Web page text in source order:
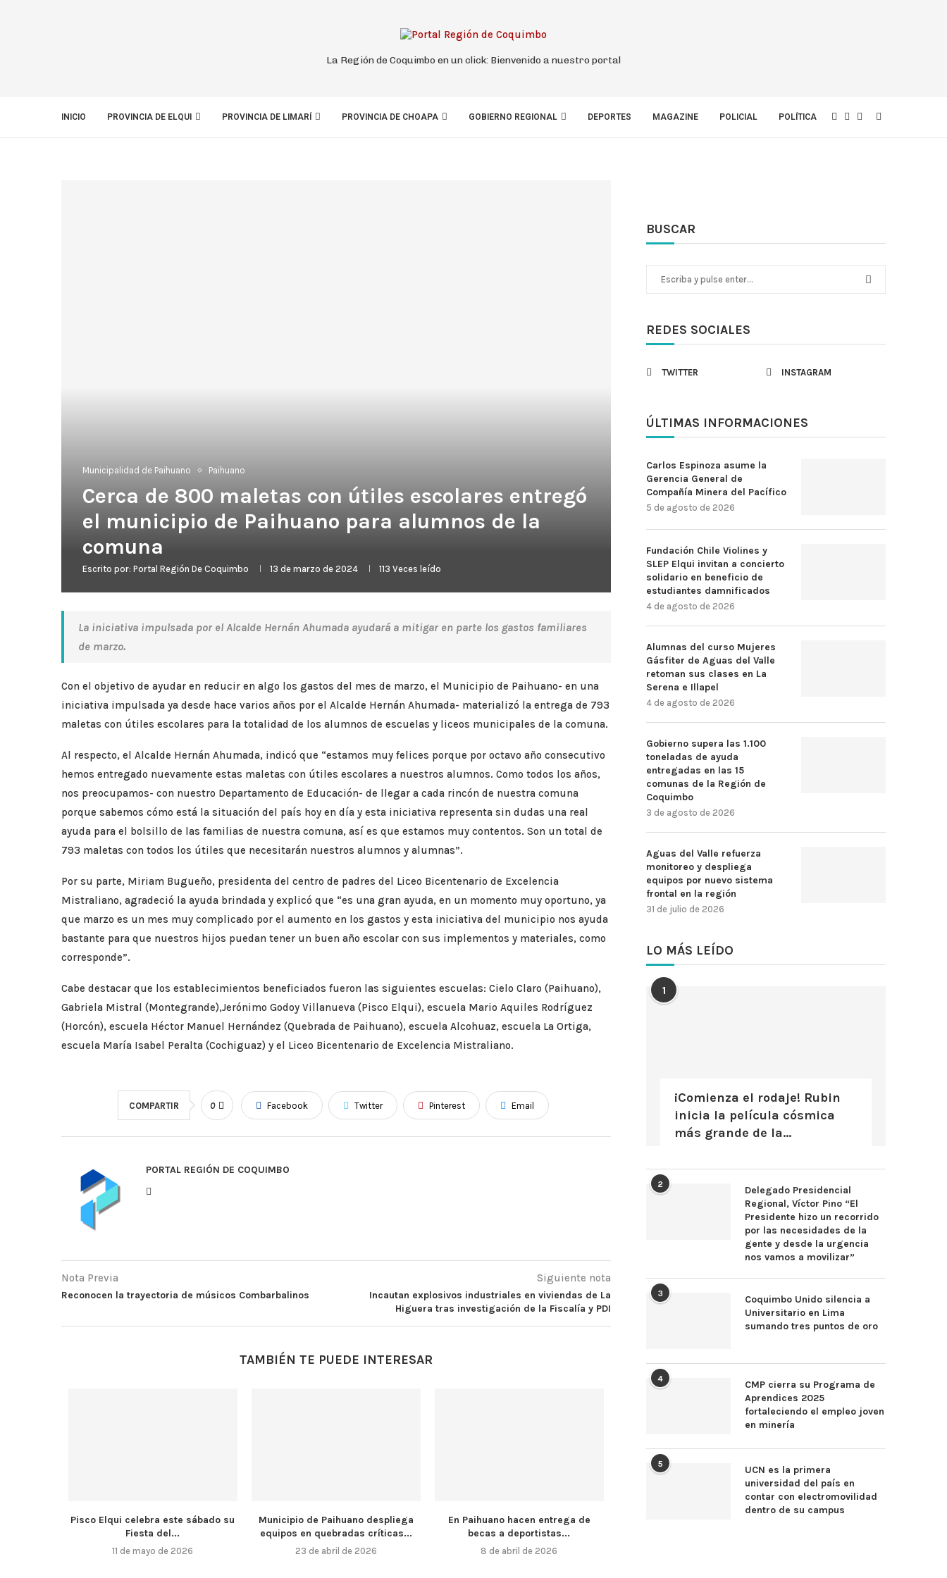
La Región de Coquimbo en un click: Bienvenido a nuestro portal
INICIO PROVINCIA DE ELQUI PROVINCIA DE LIMARÍ PROVINCIA DE CHOAPA GOBIERNO REGIONAL DEPORTES MAGAZINE POLICIAL POLÍTICA
Municipalidad de Paihuano Paihuano
Cerca de 800 maletas con útiles escolares entregó
el municipio de Paihuano para alumnos de la
comuna
Escrito por: Portal Región De Coquimbo 13 de marzo de 2024 113 Veces leído
La iniciativa impulsada por el Alcalde Hernán Ahumada ayudará a mitigar en parte los gastos familiares
de marzo.
Con el objetivo de ayudar en reducir en algo los gastos del mes de marzo, el Municipio de Paihuano- en una
iniciativa impulsada ya desde hace varios años por el Alcalde Hernán Ahumada- materializó la entrega de 793
maletas con útiles escolares para la totalidad de los alumnos de escuelas y liceos municipales de la comuna.
Al respecto, el Alcalde Hernán Ahumada, indicó que “estamos muy felices porque por octavo año consecutivo
hemos entregado nuevamente estas maletas con útiles escolares a nuestros alumnos. Como todos los años,
nos preocupamos- con nuestro Departamento de Educación- de llegar a cada rincón de nuestra comuna
porque sabemos cómo está la situación del país hoy en día y esta iniciativa representa sin dudas una real
ayuda para el bolsillo de las familias de nuestra comuna, así es que estamos muy contentos. Son un total de
793 maletas con todos los útiles que necesitarán nuestros alumnos y alumnas”.
Por su parte, Miriam Bugueño, presidenta del centro de padres del Liceo Bicentenario de Excelencia
Mistraliano, agradeció la ayuda brindada y explicó que “es una gran ayuda, en un momento muy oportuno, ya
que marzo es un mes muy complicado por el aumento en los gastos y esta iniciativa del municipio nos ayuda
bastante para que nuestros hijos puedan tener un buen año escolar con sus implementos y materiales, como
corresponde”.
Cabe destacar que los establecimientos beneficiados fueron las siguientes escuelas: Cielo Claro (Paihuano),
Gabriela Mistral (Montegrande),Jerónimo Godoy Villanueva (Pisco Elqui), escuela Mario Aquiles Rodríguez
(Horcón), escuela Héctor Manuel Hernández (Quebrada de Paihuano), escuela Alcohuaz, escuela La Ortiga,
escuela María Isabel Peralta (Cochiguaz) y el Liceo Bicentenario de Excelencia Mistraliano.
COMPARTIR 0 Facebook Twitter Pinterest Email
PORTAL REGIÓN DE COQUIMBO
Nota Previa
Reconocen la trayectoria de músicos Combarbalinos
Siguiente nota
Incautan explosivos industriales en viviendas de La
Higuera tras investigación de la Fiscalía y PDI
TAMBIÉN TE PUEDE INTERESAR
Pisco Elqui celebra este sábado su
Fiesta del...
11 de mayo de 2026
Municipio de Paihuano despliega
equipos en quebradas críticas...
23 de abril de 2026
En Paihuano hacen entrega de
becas a deportistas...
8 de abril de 2026
BUSCAR
REDES SOCIALES
TWITTER INSTAGRAM
ÚLTIMAS INFORMACIONES
Carlos Espinoza asume la
Gerencia General de
Compañía Minera del Pacífico
5 de agosto de 2026
Fundación Chile Violines y
SLEP Elqui invitan a concierto
solidario en beneficio de
estudiantes damnificados
4 de agosto de 2026
Alumnas del curso Mujeres
Gásfiter de Aguas del Valle
retoman sus clases en La
Serena e Illapel
4 de agosto de 2026
Gobierno supera las 1.100
toneladas de ayuda
entregadas en las 15
comunas de la Región de
Coquimbo
3 de agosto de 2026
Aguas del Valle refuerza
monitoreo y despliega
equipos por nuevo sistema
frontal en la región
31 de julio de 2026
LO MÁS LEÍDO
1
¡Comienza el rodaje! Rubin
inicia la película cósmica
más grande de la...
2
Delegado Presidencial
Regional, Víctor Pino “El
Presidente hizo un recorrido
por las necesidades de la
gente y desde la urgencia
nos vamos a movilizar”
3
Coquimbo Unido silencia a
Universitario en Lima
sumando tres puntos de oro
4
CMP cierra su Programa de
Aprendices 2025
fortaleciendo el empleo joven
en minería
5
UCN es la primera
universidad del país en
contar con electromovilidad
dentro de su campus